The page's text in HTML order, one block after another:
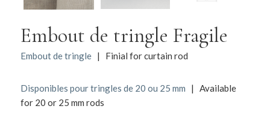
Embout de tringle Fragile
Embout de tringle| Finial for curtain rod
Disponibles pour tringles de 20 ou 25 mm | Available
for 20 or 25 mm rods